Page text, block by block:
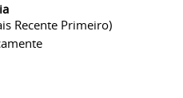
Recente Primeiro)